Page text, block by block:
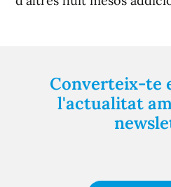
Converteix-te
l'actualitat